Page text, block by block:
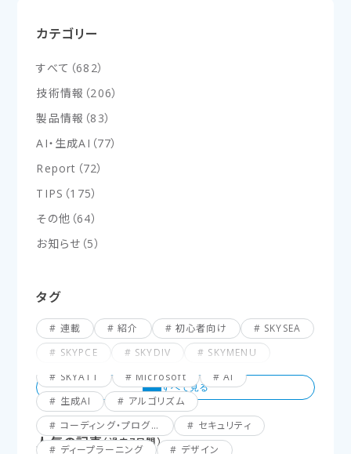
カテゴリー
すべて （682）
技術情報 （206）
製品情報 （83）
AI・生成AI （77）
Report （72）
TIPS （175）
その他 （64）
お知らせ （5）
タグ
連載 紹介 初心者向け
SKYSEA
SKYPCE
SKYDIV
SKYMENU
SKYATT
Microsoft
AI
生成AI
アルゴリズム
コーディング・プログラミング
セキュリティ
ディープラーニング
デザイン
人気の記事（過去7日間）